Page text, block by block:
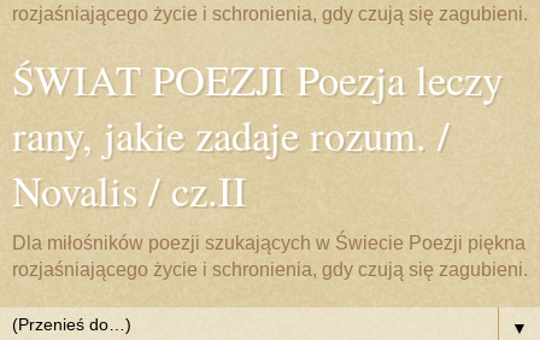
rozjaśniającego życie i schronienia, gdy czują się zagubieni.
ŚWIAT POEZJI Poezja leczy
rany, jakie zadaje rozum. /
Novalis / cz.II
Dla miłośników poezji szukających w Świecie Poezji piękna
rozjaśniającego życie i schronienia, gdy czują się zagubieni.
▼